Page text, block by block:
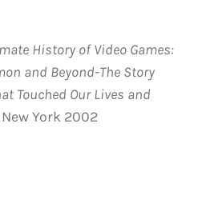
History of Video Games:
and Beyond-The Story
Touched Our Lives and
York 2002